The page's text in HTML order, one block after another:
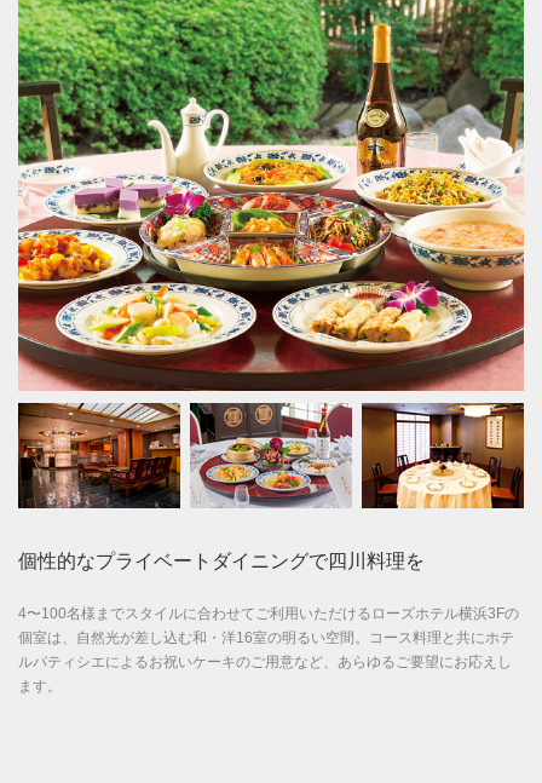
個性的なプライベートダイニングで四川料理を
4〜100名様までスタイルに合わせてご利用いただけるローズホテル横浜3Fの
個室は、自然光が差し込む和・洋16室の明るい空間。コース料理と共にホテ
ルパティシエによるお祝いケーキのご用意など、あらゆるご要望にお応えし
ます。